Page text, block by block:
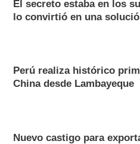
El secreto estaba en los
lo convirtió en una
Perú realiza histórico
China desde Lambayeque
Nuevo castigo para